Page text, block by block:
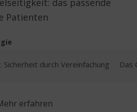
das passende
Patienten
Sicherheit durch Vereinfachung Das
erfahren